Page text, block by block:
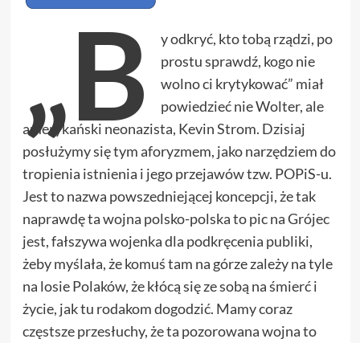
„B
y odkryć, kto tobą rządzi, po
prostu sprawdź, kogo nie
wolno ci krytykować” miał
powiedzieć nie Wolter, ale
amerykański neonazista, Kevin Strom. Dzisiaj
posłużymy się tym aforyzmem, jako narzędziem do
tropienia istnienia i jego przejawów tzw. POPiS-u.
Jest to nazwa powszedniejącej koncepcji, że tak
naprawdę ta wojna polsko-polska to pic na Grójec
jest, fałszywa wojenka dla podkręcenia publiki,
żeby myślała, że komuś tam na górze zależy na tyle
na losie Polaków, że kłócą się ze sobą na śmierć i
życie, jak tu rodakom dogodzić. Mamy coraz
częstsze przesłuchy, że ta pozorowana wojna to